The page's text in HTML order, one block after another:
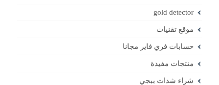
gold detector
موقع تقنيات
حسابات فري فاير مجانا
منتجات مفيدة
شراء شدات ببجي